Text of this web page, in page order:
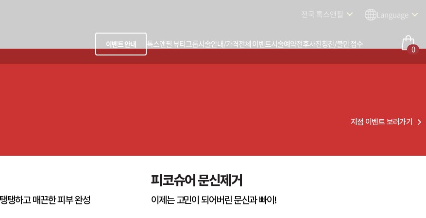
전국 톡스앤필 Language
이벤트 안내 톡스앤필 뷰티그룹시술안내/가격전체 이벤트시술예약전후사진칭찬/불만 접수 0
지점 이벤트 보러가기
탱하고 매끈한 피부 완성
피코슈어 문신제거
이제는 고민이 되어버린 문신과 빠이!